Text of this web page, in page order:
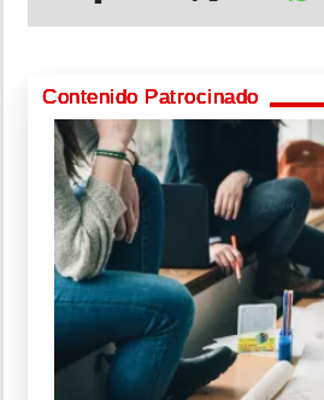
Contenido Patrocinado